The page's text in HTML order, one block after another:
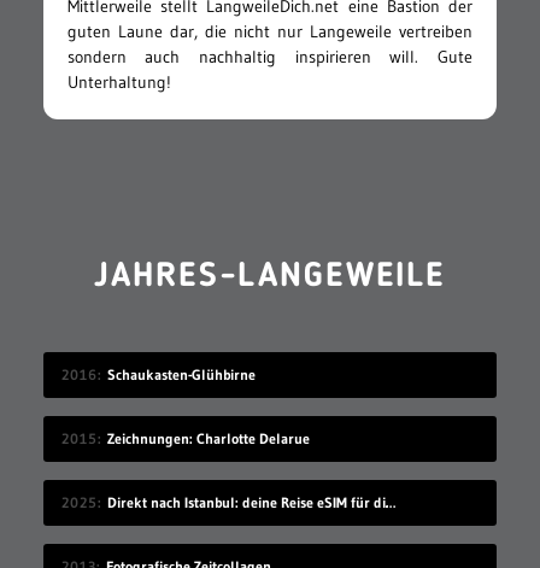
Mittlerweile stellt LangweileDich.net eine Bastion der
guten Laune dar, die nicht nur Langeweile vertreiben
sondern auch nachhaltig inspirieren will. Gute
Unterhaltung!
JAHRES-LANGEWEILE
2016 Schaukasten-Glühbirne
2015 Zeichnungen: Charlotte Delarue
2025 Direkt nach Istanbul: deine Reise eSIM für die Türkei